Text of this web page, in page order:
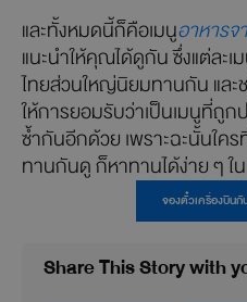
และทั้งหมดนี้ก็คือเมนูอาหารจ
แนะนำให้คุณได้ดูกัน ซึ่งแต่ละ
ไทยส่วนใหญ่นิยมทานกัน และ
ให้การยอมรับว่าเป็นเมนูที่ถู
ซ้ำกันอีกด้วย เพราะฉะนั้นใค
ทานกันดู ก็หาทานได้ง่าย ๆ ใน
จองตั๋วเครื่องบินกั
Share This Story with